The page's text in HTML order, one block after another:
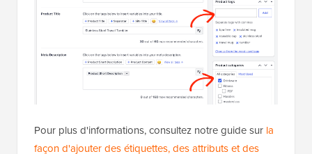
Pour plus d'informations, consultez notre guide sur la
façon d'ajouter des étiquettes, des attributs et des